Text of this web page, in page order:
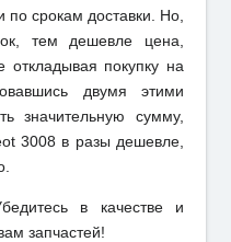
по срокам доставки. Но,
тем дешевле цена,
покупку на
двумя этими
значительную сумму,
3008 в разы дешевле,
в качестве и
запчастей!